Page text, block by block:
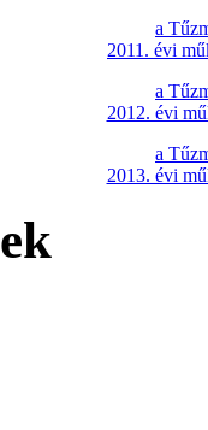
a
2011. évi
a
2012. évi
a
2013. évi